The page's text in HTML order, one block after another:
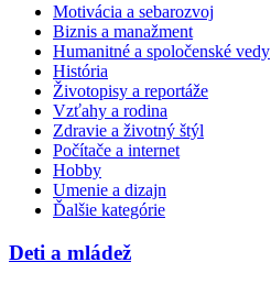
Motivácia a sebarozvoj
Biznis a manažment
Humanitné a spoločenské vedy
História
Životopisy a reportáže
Vzťahy a rodina
Zdravie a životný štýl
Počítače a internet
Hobby
Umenie a dizajn
Ďalšie kategórie
Deti a mládež